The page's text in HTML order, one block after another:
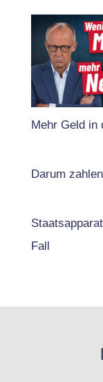
Mehr Geld in
Darum
Fall